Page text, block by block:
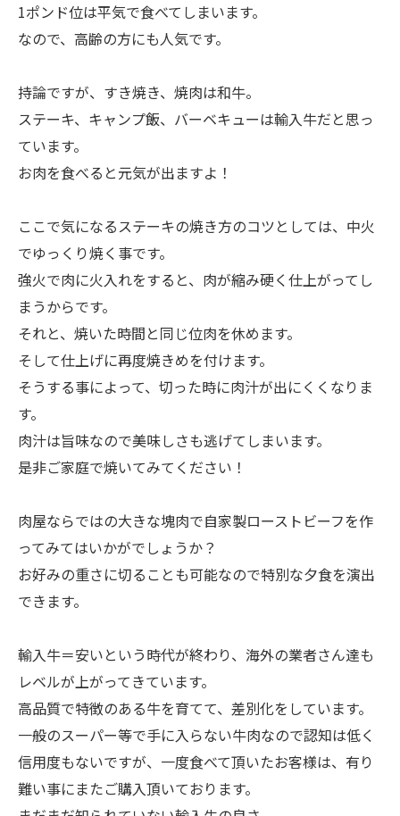
1ポンド位は平気で食べてしまいます。
なので、高齢の方にも人気です。
持論ですが、すき焼き、焼肉は和牛。
ステーキ、キャンプ飯、バーベキューは輸入牛だと思っ
ています。
お肉を食べると元気が出ますよ！
ここで気になるステーキの焼き方のコツとしては、中火
でゆっくり焼く事です。
強火で肉に火入れをすると、肉が縮み硬く仕上がってし
まうからです。
それと、焼いた時間と同じ位肉を休めます。
そして仕上げに再度焼きめを付けます。
そうする事によって、切った時に肉汁が出にくくなりま
す。
肉汁は旨味なので美味しさも逃げてしまいます。
是非ご家庭で焼いてみてください！
肉屋ならではの大きな塊肉で自家製ローストビーフを作
ってみてはいかがでしょうか？
お好みの重さに切ることも可能なので特別な夕食を演出
できます。
輸入牛＝安いという時代が終わり、海外の業者さん達も
レベルが上がってきています。
高品質で特徴のある牛を育てて、差別化をしています。
一般のスーパー等で手に入らない牛肉なので認知は低く
信用度もないですが、一度食べて頂いたお客様は、有り
難い事にまたご購入頂いております。